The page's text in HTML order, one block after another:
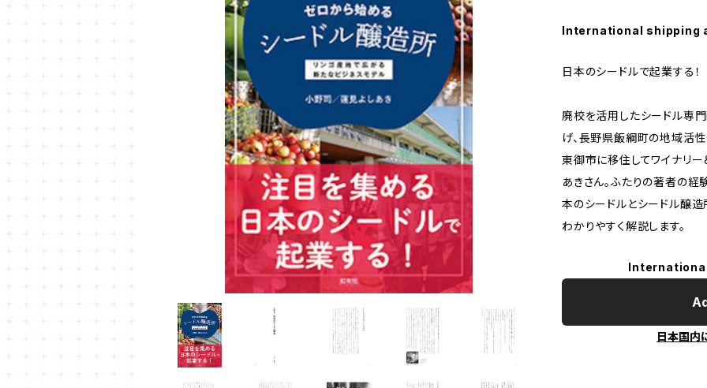
International shipping
日本のシードルで起業する！
廃校を活用したシードル専
げ、長野県飯綱町の地域活
東御市に移住してワイナリ
あきさん。ふたりの著者の経
本のシードルとシードル醸造
わかりやすく解説します。
日本国内